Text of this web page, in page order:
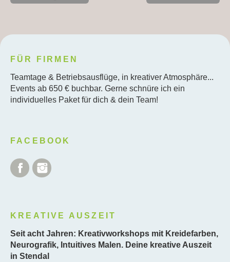
FÜR FIRMEN
Teamtage & Betriebsausflüge, in kreativer Atmosphäre...
Events ab 650 € buchbar. Gerne schnüre ich ein
individuelles Paket für dich & dein Team!
FACEBOOK
Facebook
KREATIVE AUSZEIT
Seit acht Jahren: Kreativworkshops mit Kreidefarben,
Neurografik, Intuitives Malen. Deine kreative Auszeit
in Stendal